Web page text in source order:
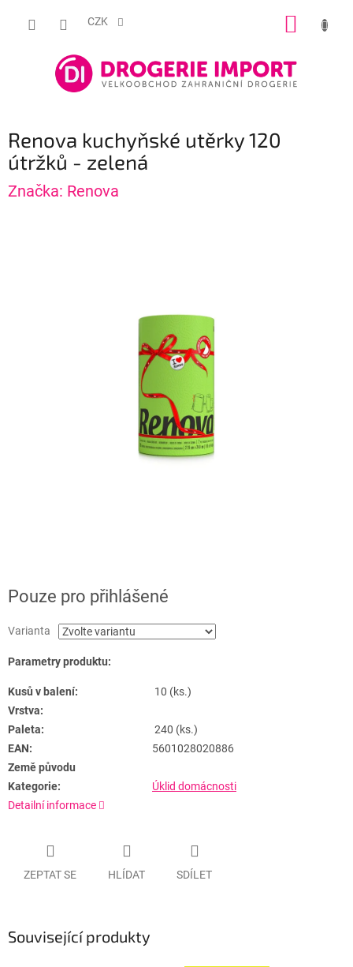
CZK
Renova kuchyňské utěrky 120
útržků - zelená
Značka: Renova
Pouze pro přihlášené
Varianta
Parametry produktu:
Kusů v balení:
10 (ks.)
Vrstva:
Paleta:
240 (ks.)
EAN:
5601028020886
Země původu
Kategorie:
Úklid domácnosti
Detailní informace
ZEPTAT SE HLÍDAT SDÍLET
Související produkty